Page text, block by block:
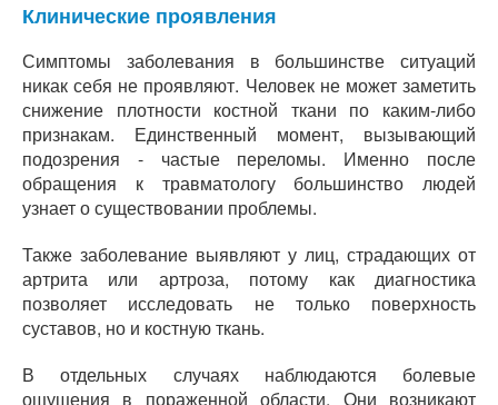
Клинические проявления
Симптомы заболевания в большинстве ситуаций
никак себя не проявляют. Человек не может заметить
снижение плотности костной ткани по каким-либо
признакам. Единственный момент, вызывающий
подозрения - частые переломы. Именно после
обращения к травматологу большинство людей
узнает о существовании проблемы.
Также заболевание выявляют у лиц, страдающих от
артрита или артроза, потому как диагностика
позволяет исследовать не только поверхность
суставов, но и костную ткань.
В отдельных случаях наблюдаются болевые
ощущения в пораженной области. Они возникают